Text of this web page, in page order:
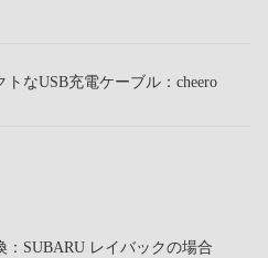
なUSB充電ケーブル：cheero
SUBARU レイバックの場合